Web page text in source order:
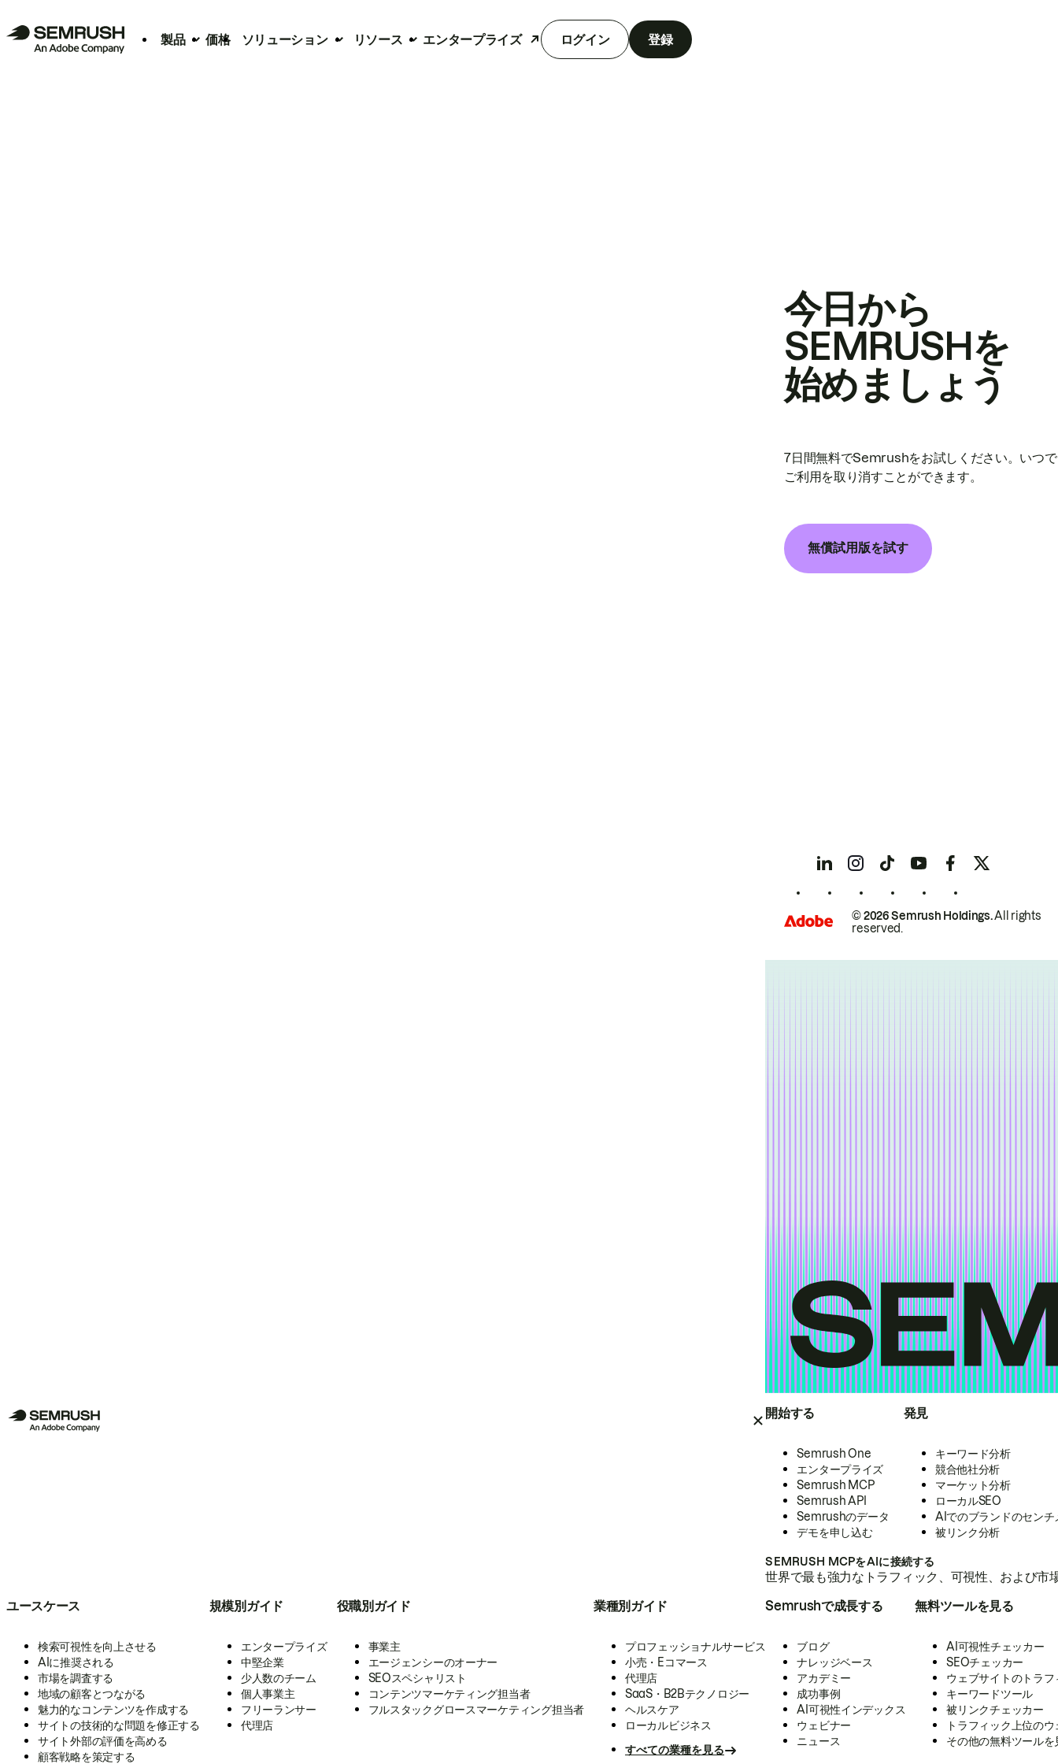
製品 価格 ソリューション リソース エンタープライズ ログイン 登録
開始する
Semrush One
エンタープライズ
Semrush MCP
Semrush API
Semrushのデータ
デモを申し込む
発見
キーワード分析
競合他社分析
マーケット分析
ローカルSEO
AIでのブランドのセンチ
被リンク分析
SEMRUSH MCPをAIに接続する
世界で最も強力なトラフィック、可視性、および
ユースケース
検索可視性を向上させる
AIに推奨される
市場を調査する
地域の顧客とつながる
魅力的なコンテンツを作成する
サイトの技術的な問題を修正する
サイト外部の評価を高める
顧客戦略を策定する
規模別ガイド
エンタープライズ
中堅企業
少人数のチーム
個人事業主
フリーランサー
代理店
役職別ガイド
事業主
エージェンシーのオーナー
SEOスペシャリスト
コンテンツマーケティング担当者
フルスタックグロースマーケティング担当者
業種別ガイド
プロフェッショナルサービス
小売・Eコマース
代理店
SaaS・B2Bテクノロジー
ヘルスケア
ローカルビジネス
すべての業種を見る
Semrushで成長する
ブログ
ナレッジベース
アカデミー
成功事例
AI可視性インデックス
ウェビナー
ニュース
無料ツールを見る
AI可視性チェッカー
SEOチェッカー
ウェブサイトのトラ
キーワードツール
被リンクチェッカー
トラフィック上位の
その他の無料ツールを
今日から
SEMRUSHを
始めましょう
7日間無料でSemrushをお試しください。いつ
ご利用を取り消すことができます。
無償試用版を試す
© 2026 Semrush Holdings.All rights
reserved.